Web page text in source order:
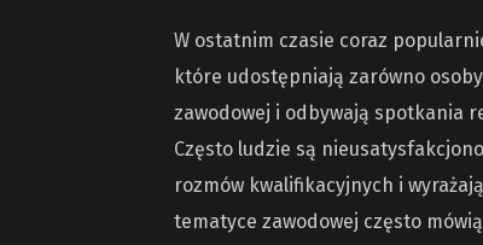
W ostatnim czasie coraz
które udostępniają zarówno
zawodowej i odbywają spotkania
Często ludzie są
rozmów kwalifikacyjnych i
tematyce zawodowej często